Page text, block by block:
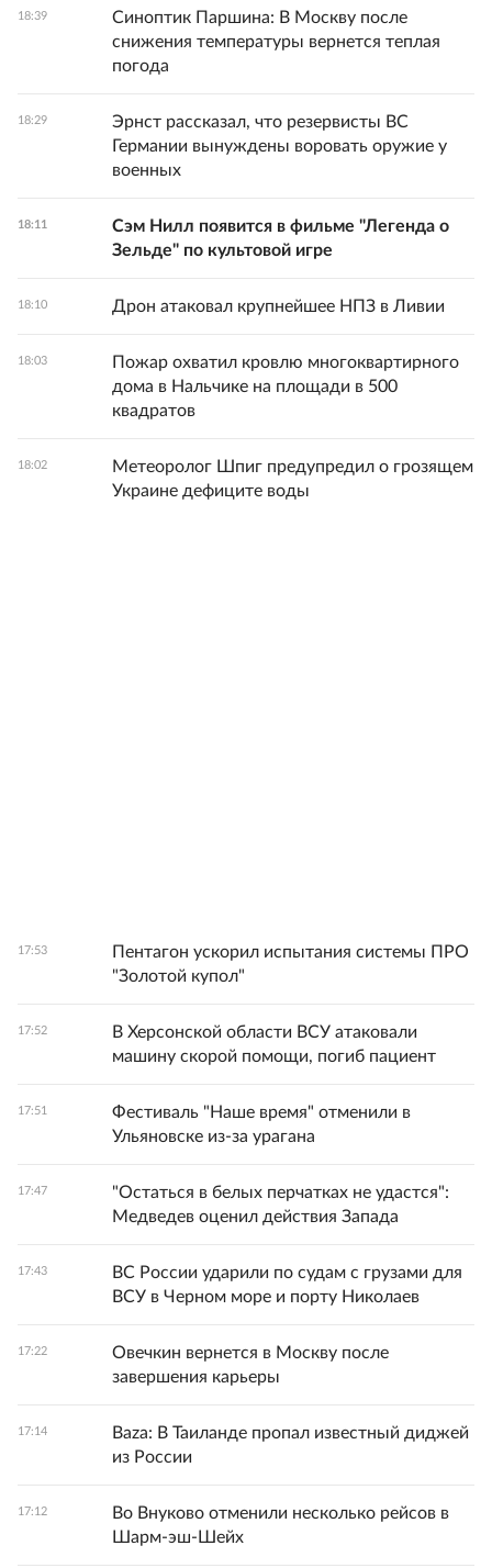
18:39
Синоптик Паршина: В Москву после
снижения температуры вернется теплая
погода
18:29
Эрнст рассказал, что резервисты ВС
Германии вынуждены воровать оружие у
военных
18:11
Сэм Нилл появится в фильме "Легенда о
Зельде" по культовой игре
18:10 Дрон атаковал крупнейшее НПЗ в Ливии
18:03
Пожар охватил кровлю многоквартирного
дома в Нальчике на площади в 500
квадратов
18:02
Метеоролог Шпиг предупредил о грозящем
Украине дефиците воды
17:53
Пентагон ускорил испытания системы ПРО
"Золотой купол"
17:52
В Херсонской области ВСУ атаковали
машину скорой помощи, погиб пациент
17:51
Фестиваль "Наше время" отменили в
Ульяновске из-за урагана
17:47
"Остаться в белых перчатках не удастся":
Медведев оценил действия Запада
17:43
ВС России ударили по судам с грузами для
ВСУ в Черном море и порту Николаев
17:22
Овечкин вернется в Москву после
завершения карьеры
17:14
Baza: В Таиланде пропал известный диджей
из России
17:12
Во Внуково отменили несколько рейсов в
Шарм-эш-Шейх